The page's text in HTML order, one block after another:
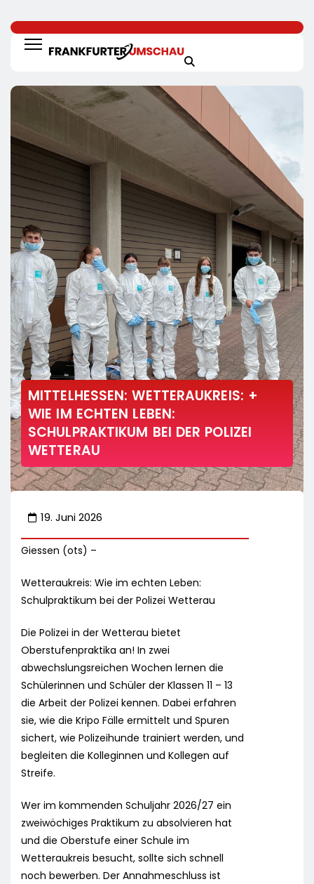
MITTELHESSEN: WETTERAUKREIS: +
WIE IM ECHTEN LEBEN:
SCHULPRAKTIKUM BEI DER POLIZEI
WETTERAU
19. Juni 2026
Giessen (ots) –
Wetteraukreis: Wie im echten Leben:
Schulpraktikum bei der Polizei Wetterau
Die Polizei in der Wetterau bietet
Oberstufenpraktika an! In zwei
abwechslungsreichen Wochen lernen die
Schülerinnen und Schüler der Klassen 11 – 13
die Arbeit der Polizei kennen. Dabei erfahren
sie, wie die Kripo Fälle ermittelt und Spuren
sichert, wie Polizeihunde trainiert werden, und
begleiten die Kolleginnen und Kollegen auf
Streife.
Wer im kommenden Schuljahr 2026/27 ein
zweiwöchiges Praktikum zu absolvieren hat
und die Oberstufe einer Schule im
Wetteraukreis besucht, sollte sich schnell
noch bewerben. Der Annahmeschluss ist